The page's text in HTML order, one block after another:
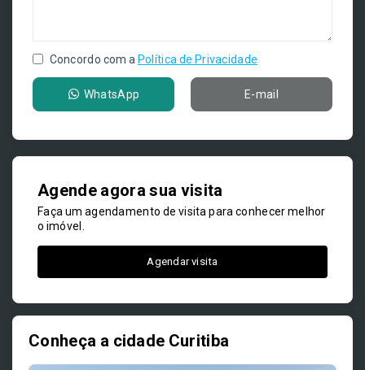
Concordo com a Política de Privacidade
WhatsApp E-mail
Agende agora sua visita
Faça um agendamento de visita para conhecer melhor
o imóvel.
Agendar visita
Conheça a cidade Curitiba